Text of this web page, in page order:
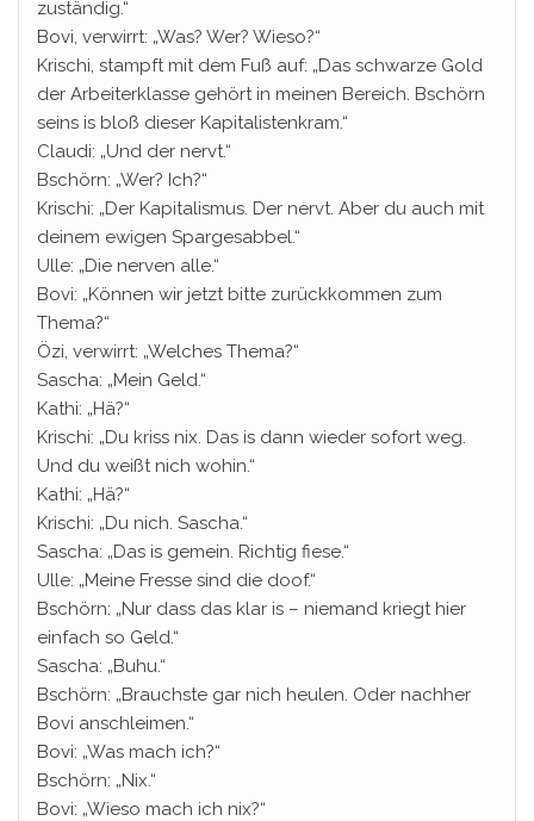
zuständig.“
Bovi, verwirrt: „Was? Wer? Wieso?“
Krischi, stampft mit dem Fuß auf: „Das schwarze Gold
der Arbeiterklasse gehört in meinen Bereich. Bschörn
seins is bloß dieser Kapitalistenkram.“
Claudi: „Und der nervt.“
Bschörn: „Wer? Ich?“
Krischi: „Der Kapitalismus. Der nervt. Aber du auch mit
deinem ewigen Spargesabbel.“
Ulle: „Die nerven alle.“
Bovi: „Können wir jetzt bitte zurückkommen zum
Thema?“
Özi, verwirrt: „Welches Thema?“
Sascha: „Mein Geld.“
Kathi: „Hä?“
Krischi: „Du kriss nix. Das is dann wieder sofort weg.
Und du weißt nich wohin.“
Kathi: „Hä?“
Krischi: „Du nich. Sascha.“
Sascha: „Das is gemein. Richtig fiese.“
Ulle: „Meine Fresse sind die doof.“
Bschörn: „Nur dass das klar is – niemand kriegt hier
einfach so Geld.“
Sascha: „Buhu.“
Bschörn: „Brauchste gar nich heulen. Oder nachher
Bovi anschleimen.“
Bovi: „Was mach ich?“
Bschörn: „Nix.“
Bovi: „Wieso mach ich nix?“